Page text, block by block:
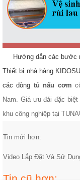
Hướng dẫn các bước
Thiết bị nhà hàng
các dòng tủ nấu cơm
Nam. Giá ưu đái đặc
khu công nghiệp tại
Tin mới hơn:
Video Lắp Đặt Và Sử